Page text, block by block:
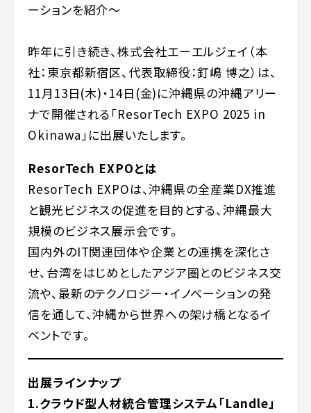
ーションを紹介〜
昨年に引き続き、株式会社エーエルジェイ（本
社：東京都新宿区、代表取締役：釘嶋 博之）は、
11月13日(木)・14日(金)に沖縄県の沖縄アリー
ナで開催される「ResorTech EXPO 2025 in
Okinawa」に出展いたします。
ResorTech EXPOとは
ResorTech EXPOは、沖縄県の全産業DX推進
と観光ビジネスの促進を目的とする、沖縄最大
規模のビジネス展示会です。
国内外のIT関連団体や企業との連携を深化さ
せ、台湾をはじめとしたアジア圏とのビジネス交
流や、最新のテクノロジー・イノベーションの発
信を通して、沖縄から世界への架け橋となるイ
ベントです。
出展ラインナップ
1.クラウド型人材統合管理システム「Landle」